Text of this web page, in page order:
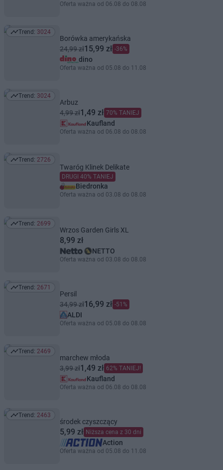
Oferta ważna od 06.08 do 08.08
Trend: 3024
Trend: 3024
Borówka amerykańska
24,99 zł15,99 zł -36%
dino
Oferta ważna od 05.08 do 11.08
Trend: 3024
Trend: 3024
Arbuz
4,99 zł1,49 zł 70% TANIEJ
Kaufland
Oferta ważna od 06.08 do 08.08
Trend: 2726
Trend: 2726
Twaróg Klinek Delikate
DRUGI 40% TANIEJ
Biedronka
Oferta ważna od 03.08 do 08.08
Trend: 2699
Trend: 2699
Wrzos Garden Girls XL
8,99 zł
NETTO
Oferta ważna od 03.08 do 08.08
Trend: 2671
Trend: 2671
Persil
34,99 zł16,99 zł -51%
ALDI
Oferta ważna od 05.08 do 08.08
Trend: 2469
Trend: 2469
marchew młoda
3,99 zł1,49 zł 62% TANIEJ!
Kaufland
Oferta ważna od 06.08 do 08.08
Trend: 2463
Trend: 2463
środek czyszczący
5,99 zł Niższa cena z 30 dni
Action
Oferta ważna od 05.08 do 11.08